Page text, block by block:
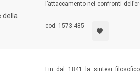
della
l’attaccamento nei confronti
legittimante atte a esaltare il
autentico dono celeste.
cod. 1573.485
Fin dal 1841 la sintesi